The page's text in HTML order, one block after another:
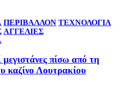
ΠΕΡΙΒΑΛΛΟΝ ΤΕΧΝΟΛΟΓΙΑ
ΑΓΓΕΛΙΕΣ
μεγιστάνες πίσω από τη
καζίνο Λουτρακίου